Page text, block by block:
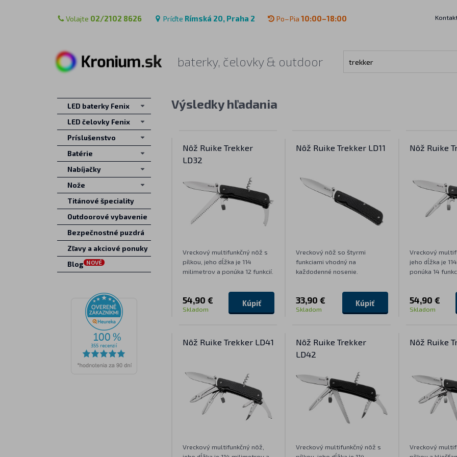
Volajte 02/2102 8626 Príďte Rímská 20, Praha 2 Po–Pia 10:00–18:00
baterky, čelovky & outdoor
Výsledky hľadania
Nôž Ruike Trekker
LD32
Vreckový multifunkčný nôž s
pílkou, jeho dĺžka je 114
milimetrov a ponúka 12 funkcií.
54,90 €
Skladom
Kúpiť
Nôž Ruike Trekker LD11
Vreckový nôž so štyrmi
funkciami vhodný na
každodenné nosenie.
33,90 €
Skladom
Kúpiť
Nôž Ruike
Vreckový
jeho dĺžka je
ponúka 14
54,90 €
Skladom
Nôž Ruike Trekker LD41
Vreckový multifunkčný nôž,
Nôž Ruike Trekker
LD42
Vreckový multifunkčný nôž s
Nôž Ruike
Vreckový
LED baterky Fenix
LED čelovky Fenix
Príslušenstvo
Batérie
Nabíjačky
Nože
Titánové špeciality
Outdoorové vybavenie
Bezpečnostné puzdrá
Zľavy a akciové ponuky
Blog NOVÉ